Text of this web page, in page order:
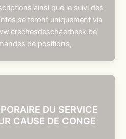
ainsi que le suivi des
se feront uniquement via
de positions,
DU SERVICE
CAUSE DE CONGE